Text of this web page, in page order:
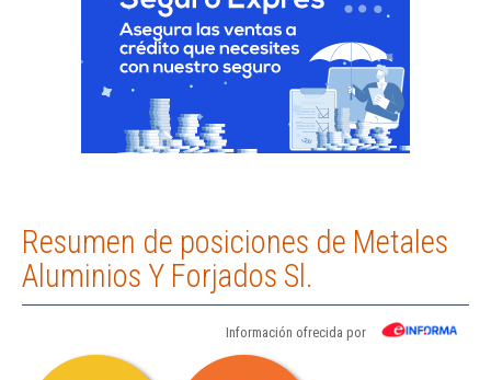
Resumen de posiciones de Metales
Aluminios Y Forjados Sl.
Información ofrecida por